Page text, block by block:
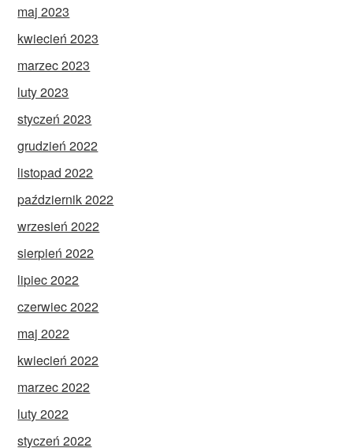
maj 2023
kwiecień 2023
marzec 2023
luty 2023
styczeń 2023
grudzień 2022
listopad 2022
październik 2022
wrzesień 2022
sierpień 2022
lipiec 2022
czerwiec 2022
maj 2022
kwiecień 2022
marzec 2022
luty 2022
styczeń 2022